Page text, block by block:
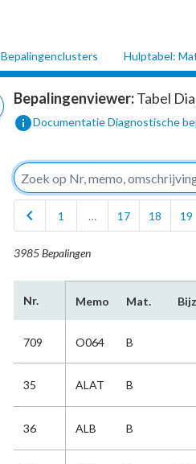
Bepalingenclusters Hulptabel:
Bepalingenviewer:Tabel
infoDocumentatie Diagnostische
chevron_left
1 … 17 18 19
3985 Bepalingen
Nr. Memo Mat.
709 O064 B
35 ALAT B
36 ALB B